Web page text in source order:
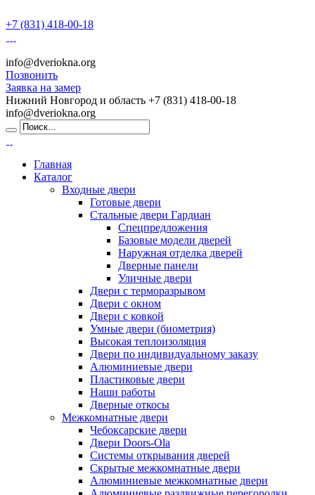
+7 (831) 418-00-18
info@dveriokna.org
Позвонить
Заявка на замер
Нижний Новгород и область +7 (831) 418-00-18
info@dveriokna.org
Главная
Каталог
Входные двери
Готовые двери
Стальные двери Гардиан
Спецпредложения
Базовые модели дверей
Наружная отделка дверей
Дверные панели
Уличные двери
Двери с терморазрывом
Двери с окном
Двери с ковкой
Умные двери (биометрия)
Высокая теплоизоляция
Двери по индивидуальному заказу
Алюминиевые двери
Пластиковые двери
Наши работы
Дверные откосы
Межкомнатные двери
Чебоксарские двери
Двери Doors-Ola
Системы открывания дверей
Скрытые межкомнатные двери
Алюминиевые межкомнатные двери